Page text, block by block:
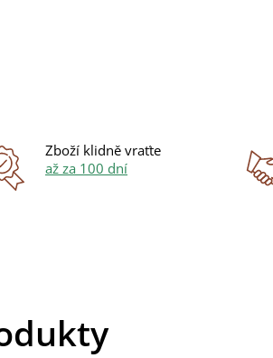
Zboží klidně vraťte
až za 100 dní